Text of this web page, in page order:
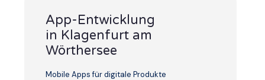
App-Entwicklung
in Klagenfurt am
Wörthersee
Mobile Apps für digitale Produkte